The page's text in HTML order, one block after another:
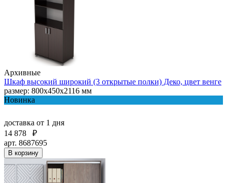
Архивные
Шкаф высокий широкий (3 открытые полки) Деко, цвет венге
размер: 800х450х2116 мм
Новинка
доставка от 1 дня
14 878
₽
арт. 8687695
В корзину